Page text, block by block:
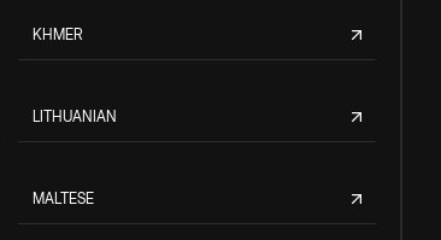
KHMER
LITHUANIAN
MALTESE